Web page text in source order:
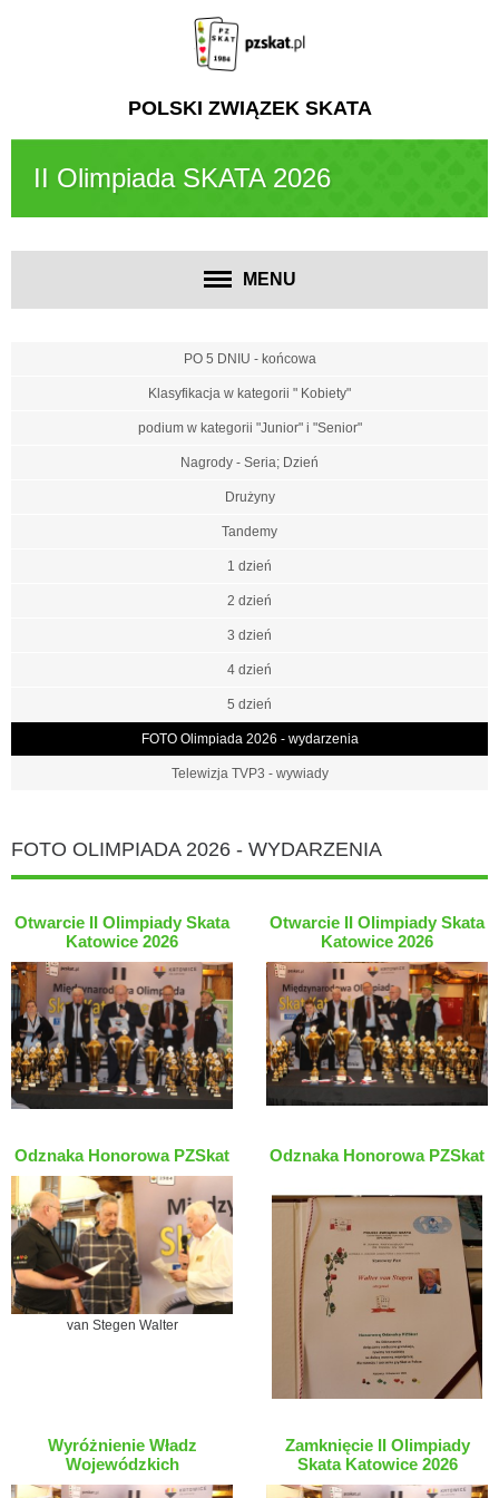
POLSKI ZWIĄZEK SKATA
II Olimpiada SKATA 2026
MENU
PO 5 DNIU - końcowa
Klasyfikacja w kategorii " Kobiety"
podium w kategorii "Junior" i "Senior"
Nagrody - Seria; Dzień
Drużyny
Tandemy
1 dzień
2 dzień
3 dzień
4 dzień
5 dzień
FOTO Olimpiada 2026 - wydarzenia
Telewizja TVP3 - wywiady
FOTO OLIMPIADA 2026 - WYDARZENIA
Otwarcie II Olimpiady Skata
Katowice 2026
Otwarcie II Olimpiady Skata
Katowice 2026
Odznaka Honorowa PZSkat
van Stegen Walter
Odznaka Honorowa PZSkat
Wyróżnienie Władz
Wojewódzkich
Zamknięcie II Olimpiady
Skata Katowice 2026